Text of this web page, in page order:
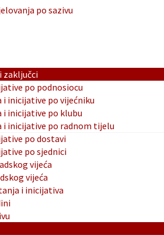
po sazivu
zaključci
po podnosiocu
i inicijative po vijećniku
i inicijative po klubu
i inicijative po radnom tijelu
po dostavi
po sjednici
vijeća
vijeća
i inicijativa